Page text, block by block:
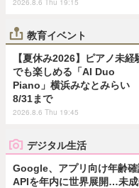
2026.8.6 Thu 19:15
教育イベント
【夏休み2026】ピアノ未経
でも楽しめる「AI Duo
Piano」横浜みなとみらい
8/31まで
2026.8.6 Thu 19:45
デジタル生活
Google、アプリ向け年齢
APIを年内に世界展開…未